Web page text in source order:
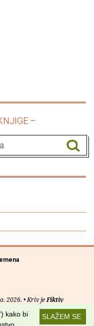
–
2026. • Kriv jeFiktiv
•RSS kanaliSLAŽEM SE
kako bi